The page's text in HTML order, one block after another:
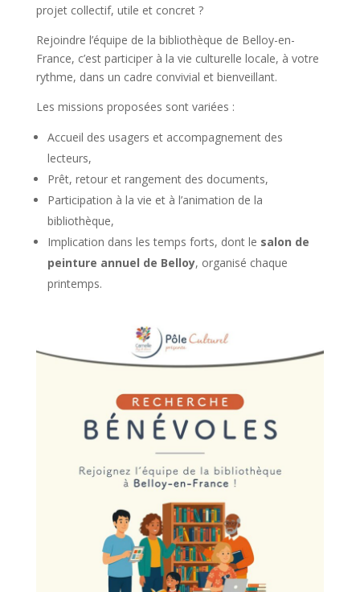
projet collectif, utile et concret ?
Rejoindre l’équipe de la bibliothèque de Belloy-en-
France, c’est participer à la vie culturelle locale, à votre
rythme, dans un cadre convivial et bienveillant.
Les missions proposées sont variées :
Accueil des usagers et accompagnement des
lecteurs,
Prêt, retour et rangement des documents,
Participation à la vie et à l’animation de la
bibliothèque,
Implication dans les temps forts, dont le salon de
peinture annuel de Belloy, organisé chaque
printemps.